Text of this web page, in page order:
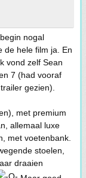
nogal
de hele film ja. En
vond zelf Sean
7 (had vooraf
gezien).
met premium
allemaal luxe
met voetenbank.
stoelen,
draaien